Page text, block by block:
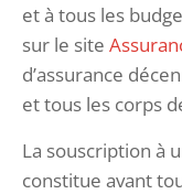
et à tous les
sur le site
d’assurance
et tous les corps
La souscription à
constitue avant